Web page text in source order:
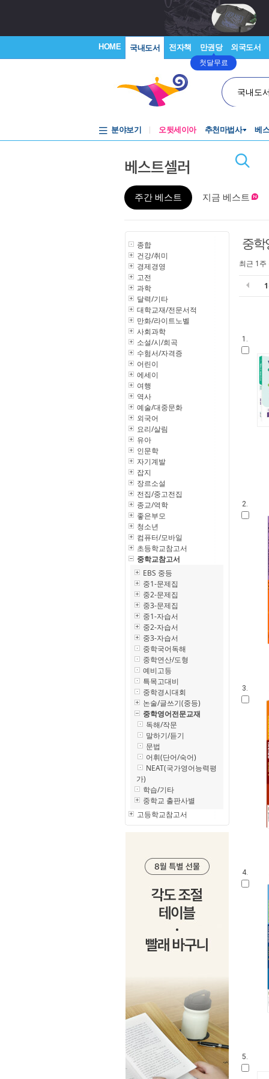
HOME 국내도서 전자책 만권당
첫달무료
외국도서
국내도
분야보기 오뒷세이아 추천마법사 베
베스트셀러
주간 베스트 지금 베스트
종합
건강/취미
경제경영
고전
과학
달력/기타
대학교재/전문서적
만화/라이트노벨
사회과학
소설/시/희곡
수험서/자격증
어린이
에세이
여행
역사
예술/대중문화
외국어
요리/살림
유아
인문학
자기계발
잡지
장르소설
전집/중고전집
종교/역학
좋은부모
청소년
컴퓨터/모바일
초등학교참고서
중학교참고서
EBS 중등
중1-문제집
중2-문제집
중3-문제집
중1-자습서
중2-자습서
중3-자습서
중학국어독해
중학연산/도형
예비고등
특목고대비
중학경시대회
논술/글쓰기(중등)
중학영어전문교재
독해/작문
말하기/듣기
문법
어휘(단어/숙어)
NEAT(국가영어능력평
가)
학습/기타
중학교 출판사별
고등학교참고서
중학
최근 1
1.
2.
3.
4.
5.